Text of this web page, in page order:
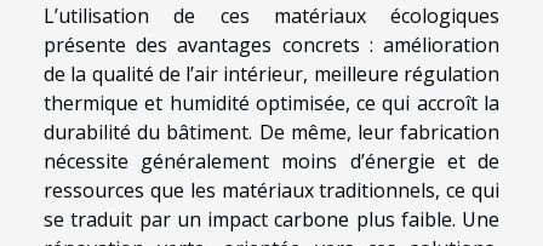
L’utilisation de ces matériaux écologiques
présente des avantages concrets : amélioration
de la qualité de l’air intérieur, meilleure régulation
thermique et humidité optimisée, ce qui accroît la
durabilité du bâtiment. De même, leur fabrication
nécessite généralement moins d’énergie et de
ressources que les matériaux traditionnels, ce qui
se traduit par un impact carbone plus faible. Une